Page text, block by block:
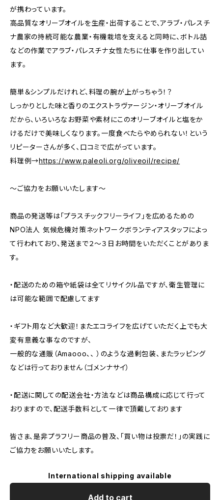
が携わっています。
高品質なオリーブオイルを生産・出荷することで、アラブ・パレスチ
ナ農家の持続可能な農業・有機栽培を支えると同時に、ボトル詰
などの作業でアラブ・パレスチナ女性たちに仕事を作り出してい
ます。
簡単＆シンプルだけれど、料理の腕が上がっちゃう！？
しっかりとした味と香りのエクストラヴァージン・オリーブオイル
だから、いろいろなお野菜や素材にこのオリーブオイルと塩をか
けるだけで美味しくなります。一度食べたらやめられない！という
リピーターさんが多く、口コミで広がっています。
料理例→https://www.paleoli.org/oliveoil/recipe/
～ご協力をお願いいたします～
商品の発送等は「プラスチックフリーライフ」を広めるための
NPO法人 気候危機対策ネットワークボランティアスタッフによっ
て行われており、発送まで２～３日お時間をいただくことがありま
す。
・配送のための箱や紙袋は全てリサイクル品ですが、衛生管理に
は可能な範囲で配慮してます
・ギフト用など大歓迎！またエコライフを広げていただく上でも大
変有意義な事なのですが、
一般的な通販（Amaooo、、 ）のような過剰包装、またラッピング
などは行っておりません（ゴメンナサイ）
・配送に関しての配送会社・方法などは商品構成に応じて行って
おりますので、配送手数料として一律で頂戴しております
皆さま、是非プラフリー商品の普及、「買い物は投票だ！」の実践に
ご協力をお願いいたします。
International shipping available
Add to cart